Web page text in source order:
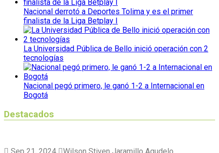
Nacional derrotó a Deportes Tolima y es el primer
finalista de la Liga Betplay I
La Universidad Pública de Bello inició operación con 2
tecnologías
Nacional pegó primero, le ganó 1-2 a Internacional en
Bogotá
Destacados
Sep 21, 2024 Wilson Stiven Jaramillo Agudelo